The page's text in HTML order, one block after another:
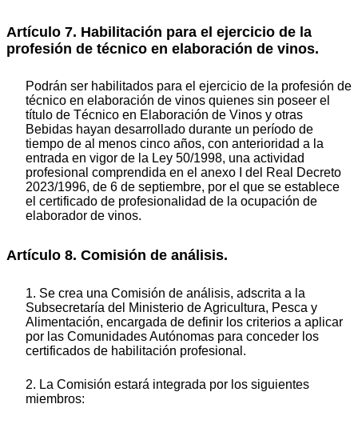
Artículo 7. Habilitación para el ejercicio de la
profesión de técnico en elaboración de vinos.
Podrán ser habilitados para el ejercicio de la profesión de
técnico en elaboración de vinos quienes sin poseer el
título de Técnico en Elaboración de Vinos y otras
Bebidas hayan desarrollado durante un período de
tiempo de al menos cinco años, con anterioridad a la
entrada en vigor de la Ley 50/1998, una actividad
profesional comprendida en el anexo I del Real Decreto
2023/1996, de 6 de septiembre, por el que se establece
el certificado de profesionalidad de la ocupación de
elaborador de vinos.
Artículo 8. Comisión de análisis.
1. Se crea una Comisión de análisis, adscrita a la
Subsecretaría del Ministerio de Agricultura, Pesca y
Alimentación, encargada de definir los criterios a aplicar
por las Comunidades Autónomas para conceder los
certificados de habilitación profesional.
2. La Comisión estará integrada por los siguientes
miembros: